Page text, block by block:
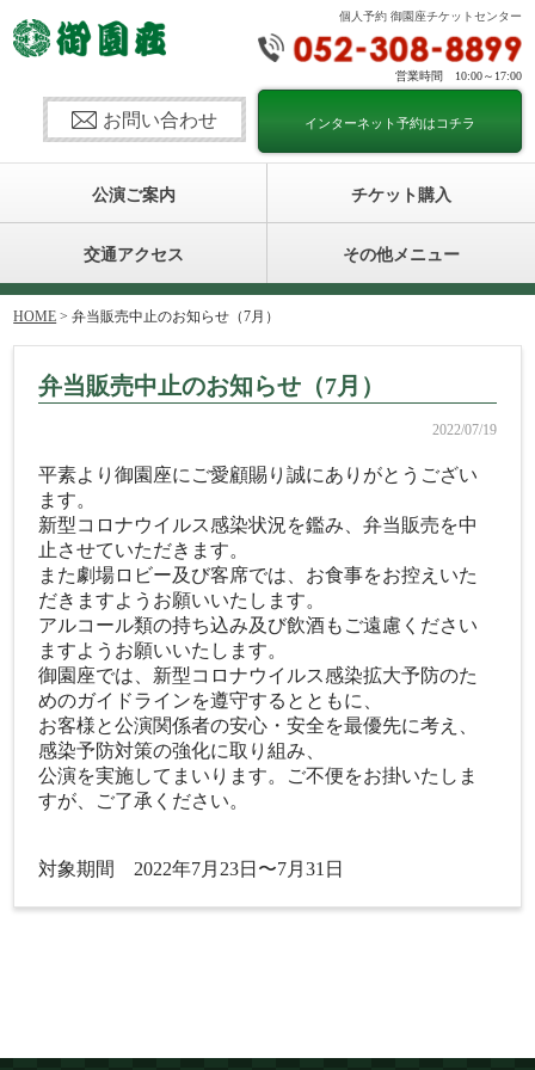
個人予約 御園座チケットセンター
営業時間 10:00～17:00
インターネット予約はコチラ
お問い合わせ
公演ご案内 チケット購入
交通アクセス その他メニュー
HOME > 弁当販売中止のお知らせ（7月）
弁当販売中止のお知らせ（7月）
2022/07/19
平素より御園座にご愛顧賜り誠にありがとうござい
ます。
新型コロナウイルス感染状況を鑑み、弁当販売を中
止させていただきます。
また劇場ロビー及び客席では、お食事をお控えいた
だきますようお願いいたします。
アルコール類の持ち込み及び飲酒もご遠慮ください
ますようお願いいたします。
御園座では、新型コロナウイルス感染拡大予防のた
めのガイドラインを遵守するとともに、
お客様と公演関係者の安心・安全を最優先に考え、
感染予防対策の強化に取り組み、
公演を実施してまいります。ご不便をお掛いたしま
すが、ご了承ください。
対象期間 2022年7月23日〜7月31日